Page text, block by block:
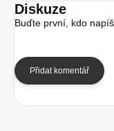
Diskuze
Buďte první, kdo
Přidat komentář